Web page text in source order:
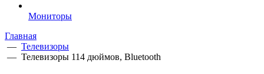
Мониторы
Главная
— Телевизоры
— Телевизоры 114 дюймов, Bluetooth